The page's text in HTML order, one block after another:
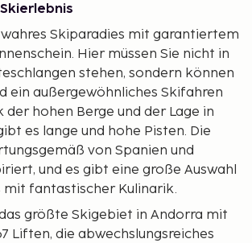
Skiparadies mit garantiertem
Hier müssen Sie nicht in
stehen, sondern können
ein außergewöhnliches Skifahren
der hohen Berge und der Lage in
es lange und hohe Pisten. Die
von Spanien und
und es gibt eine große Auswahl
mit fantastischer Kulinarik.
größte Skigebiet in Andorra mit
Liften, die abwechslungsreiches